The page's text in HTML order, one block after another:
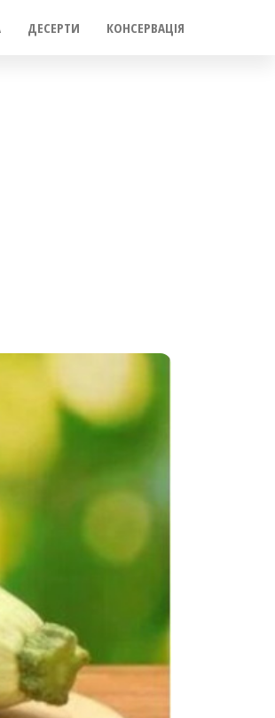
ДЕСЕРТИ КОНСЕРВАЦІЯ